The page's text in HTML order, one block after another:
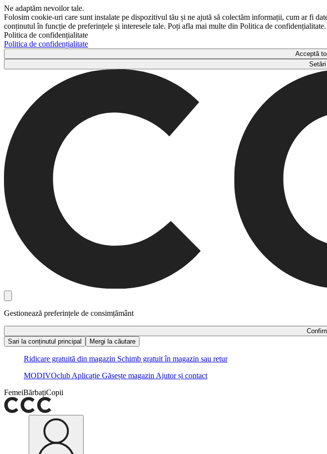
Ne adaptăm nevoilor tale.
Folosim cookie-uri care sunt instalate pe dispozitivul tău și ne ajută să colectăm informații, cum ar fi
conținutul în funcție de preferințele și interesele tale. Poți afla mai multe din Politica de
Politica de confidențialitate
Politica de confidențialitate
Acceptă
Gestionează preferințele de consimțământ
Sari la conținutul principal
Mergi la căutare
Ridicare gratuită din magazin Schimb gratuit în magazin sau retur
MODIVOclub Aplicație Găsește magazin Ajutor și contact
FemeiBărbațiCopii